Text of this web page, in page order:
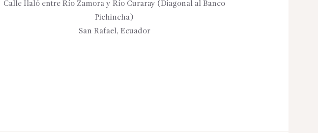
Calle Ilaló entre Río Zamora y Río Curaray (Diagonal al Banco
Pichincha)
San Rafael, Ecuador